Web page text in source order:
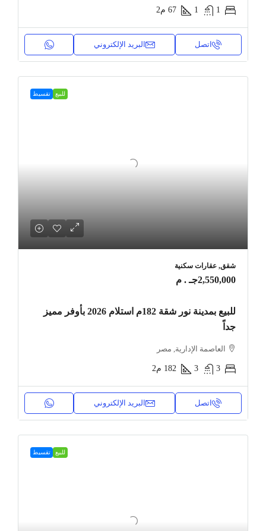
1
1
67 م2
اتصل البريد الإلكتروني
للبيع تقسيط
شقق, عقارات سكنية
2,550,000جـ . م
للبيع بمدينة نور شقة 182م استلام 2026 بأوفر مميز
جداً
العاصمة الإدارية, مصر
3
3
182 م2
اتصل البريد الإلكتروني
للبيع تقسيط